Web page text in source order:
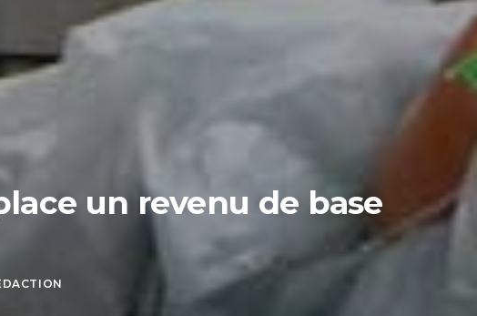
un revenu de base